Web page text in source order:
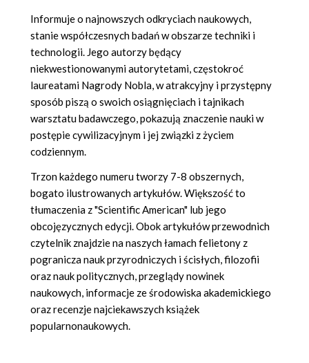
Informuje o najnowszych odkryciach naukowych,
stanie współczesnych badań w obszarze techniki i
technologii. Jego autorzy będący
niekwestionowanymi autorytetami, częstokroć
laureatami Nagrody Nobla, w atrakcyjny i przystępny
sposób piszą o swoich osiągnięciach i tajnikach
warsztatu badawczego, pokazują znaczenie nauki w
postępie cywilizacyjnym i jej związki z życiem
codziennym.
Trzon każdego numeru tworzy 7-8 obszernych,
bogato ilustrowanych artykułów. Większość to
tłumaczenia z "Scientific American" lub jego
obcojęzycznych edycji. Obok artykułów przewodnich
czytelnik znajdzie na naszych łamach felietony z
pogranicza nauk przyrodniczych i ścisłych, filozofii
oraz nauk politycznych, przeglądy nowinek
naukowych, informacje ze środowiska akademickiego
oraz recenzje najciekawszych książek
popularnonaukowych.